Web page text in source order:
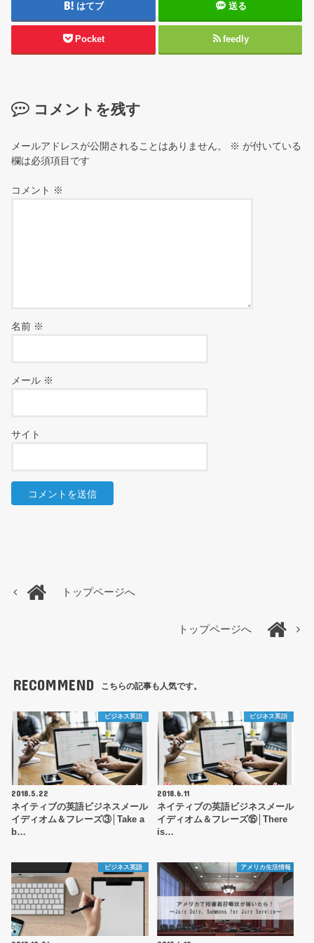
はてブ 送る
Pocket feedly
コメントを残す
メールアドレスが公開されることはありません。 ※ が付いている
欄は必須項目です
コメント ※
名前 ※
メール ※
サイト
トップページへ
トップページへ
RECOMMEND こちらの記事も人気です。
ビジネス英語
2018.5.22
ネイティブの英語ビジネスメール
イディオム＆フレーズ③│Take a
b…
ビジネス英語
2018.6.11
ネイティブの英語ビジネスメール
イディオム＆フレーズ⑮│There
is…
ビジネス英語 アメリカ生活情報